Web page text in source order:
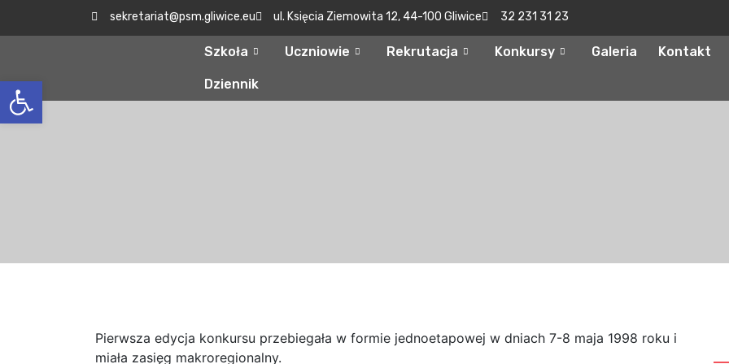
Otwórz pasek narzędzi
sekretariat@psm.gliwice.eu ul. Księcia Ziemowita 12, 44-100 Gliwice 32 231 31 23
Szkoła Uczniowie Rekrutacja Konkursy Galeria Kontakt
Dziennik
Pierwsza edycja konkursu przebiegała w formie jednoetapowej w dniach 7-8 maja 1998 roku i
miała zasięg makroregionalny.